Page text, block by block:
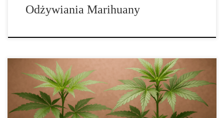
Odżywiania Marihuany
Kalendarz Uprawy Konopi na Zewnątrz – Jak Uzyskać Większe i
Lepsze Plony Uprawa konopi na świeżym powietrzu, choć
wymaga większej uważności, oferuje ogromne korzyści, takie jak